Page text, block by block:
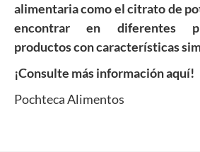
alimentaria como el citrato de
encontrar en diferentes
productos con características
¡Consulte más información aquí!
Pochteca Alimentos